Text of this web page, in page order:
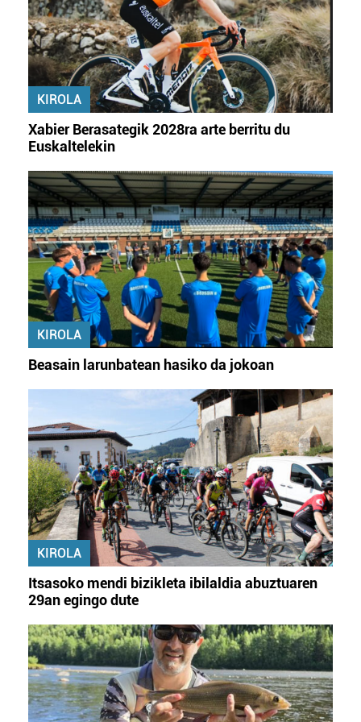
zerbitzuak hobetzeko asmoz, cookie teknologiaz
baliatzen gara. Ohar hau onartuz gero, teknologia hori
erabiltzeko baimen esplizitua ematen diguzu.Gehiago
irakurri
KIROLA
Xabier Berasategik 2028ra arte berritu du
Euskaltelekin
KIROLA
Beasain larunbatean hasiko da jokoan
KIROLA
Itsasoko mendi bizikleta ibilaldia abuztuaren
29an egingo dute